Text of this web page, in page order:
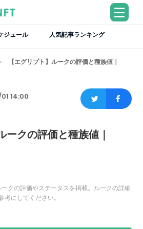
ジュール 人気記事ランキング
【エグリプト】ルークの評価と種族値｜
14:00
ークの評価と種族値｜
クの評価やステータスを掲載。ルークの詳細
考にしてください。